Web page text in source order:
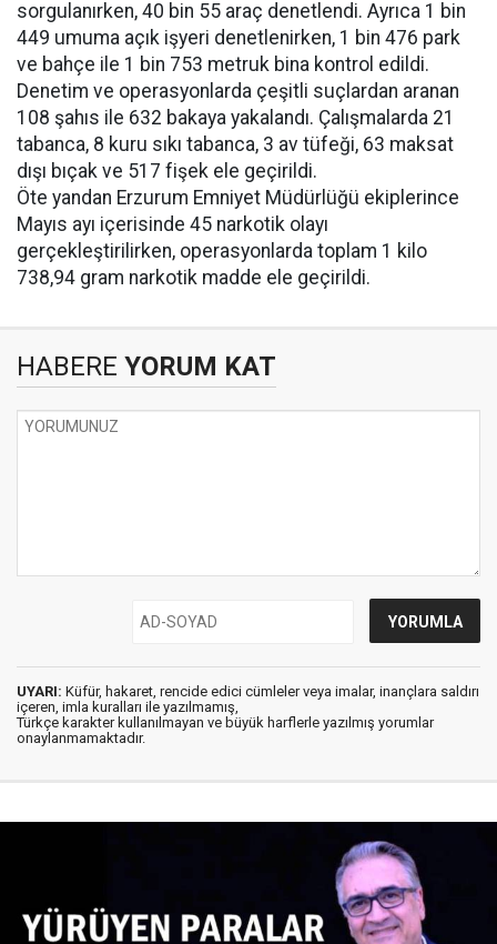
sorgulanırken, 40 bin 55 araç denetlendi. Ayrıca 1 bin
449 umuma açık işyeri denetlenirken, 1 bin 476 park
ve bahçe ile 1 bin 753 metruk bina kontrol edildi.
Denetim ve operasyonlarda çeşitli suçlardan aranan
108 şahıs ile 632 bakaya yakalandı. Çalışmalarda 21
tabanca, 8 kuru sıkı tabanca, 3 av tüfeği, 63 maksat
dışı bıçak ve 517 fişek ele geçirildi.
Öte yandan Erzurum Emniyet Müdürlüğü ekiplerince
Mayıs ayı içerisinde 45 narkotik olayı
gerçekleştirilirken, operasyonlarda toplam 1 kilo
738,94 gram narkotik madde ele geçirildi.
HABERE YORUM KAT
UYARI: Küfür, hakaret, rencide edici cümleler veya imalar, inançlara saldırı
içeren, imla kuralları ile yazılmamış,
Türkçe karakter kullanılmayan ve büyük harflerle yazılmış yorumlar
onaylanmamaktadır.